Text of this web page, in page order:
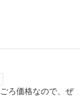
ろ価格なので、ぜ